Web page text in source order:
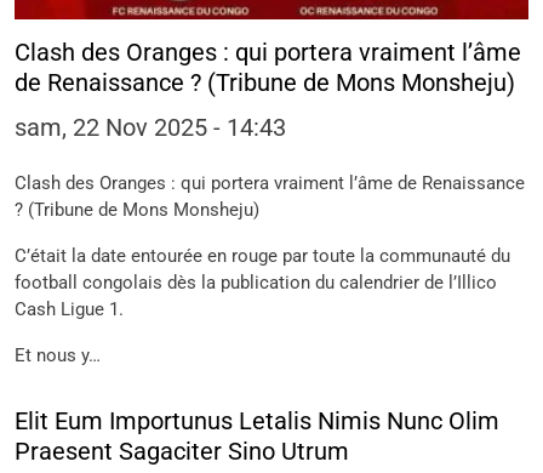
Clash des Oranges : qui portera vraiment l’âme
de Renaissance ? (Tribune de Mons Monsheju)
sam, 22 Nov 2025 - 14:43
Clash des Oranges : qui portera vraiment l’âme de Renaissance
? (Tribune de Mons Monsheju)
C’était la date entourée en rouge par toute la communauté du
football congolais dès la publication du calendrier de l’Illico
Cash Ligue 1.
‎Et nous y…
Elit Eum Importunus Letalis Nimis Nunc Olim
Praesent Sagaciter Sino Utrum